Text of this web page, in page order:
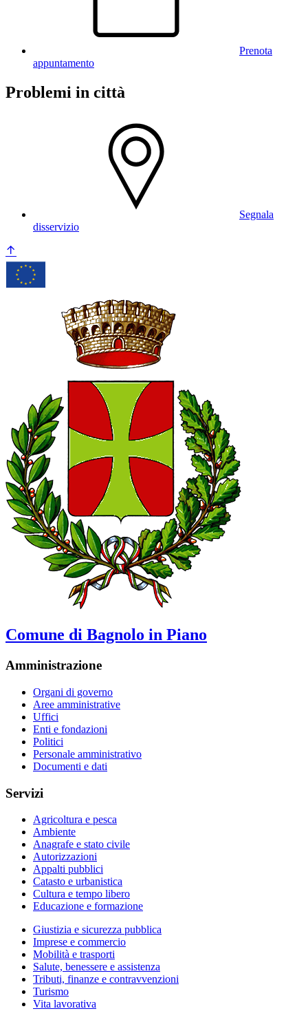
Prenota
appuntamento
Problemi in città
Segnala
disservizio
Comune di Bagnolo in Piano
Amministrazione
Organi di governo
Aree amministrative
Uffici
Enti e fondazioni
Politici
Personale amministrativo
Documenti e dati
Servizi
Agricoltura e pesca
Ambiente
Anagrafe e stato civile
Autorizzazioni
Appalti pubblici
Catasto e urbanistica
Cultura e tempo libero
Educazione e formazione
Giustizia e sicurezza pubblica
Imprese e commercio
Mobilità e trasporti
Salute, benessere e assistenza
Tributi, finanze e contravvenzioni
Turismo
Vita lavorativa